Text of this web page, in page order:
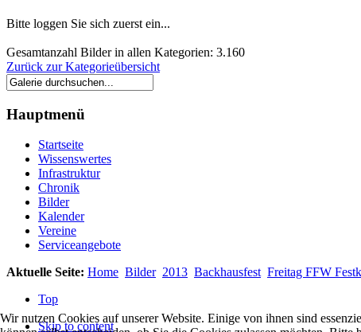
Bitte loggen Sie sich zuerst ein...
Gesamtanzahl Bilder in allen Kategorien: 3.160
Zurück zur Kategorieübersicht
Hauptmenü
Startseite
Wissenswertes
Infrastruktur
Chronik
Bilder
Kalender
Vereine
Serviceangebote
Aktuelle Seite: Home Bilder 2013 Backhausfest Freitag FFW
Top
Skip to content
Wir nutzen Cookies auf unserer Website. Einige von ihnen sind